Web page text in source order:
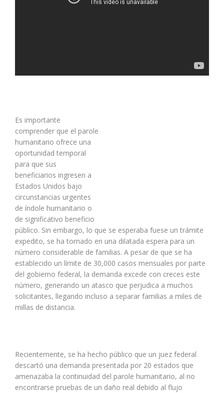
Es importante
comprender que el parole
humanitario ofrece una
oportunidad temporal
para que sus
beneficiarios ingresen a
Estados Unidos bajo
circunstancias urgentes
de índole humanitario o
de significativo beneficio
público. Sin embargo, lo que se esperaba fuese un trámite
expedito, se ha tornado en una dilatada espera para un
número considerable de familias. A pesar de que se ha
establecido un límite de 30,000 casos mensuales por parte
del gobierno federal, la demanda excede con creces este
número, generando un atasco que perjudica a muchos
solicitantes, llegando incluso a separar familias a miles de
millas de distancia.
Recientemente, se ha hecho público que un juez federal
descartó una demanda presentada por 20 estados que
amenazaba la continuidad del parole humanitario, al no
encontrarse pruebas de un daño real debido al flujo